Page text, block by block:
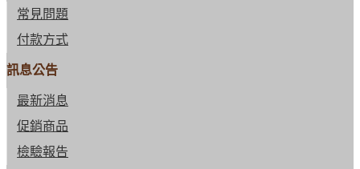
常見問題
付款方式
訊息公告
最新消息
促銷商品
檢驗報告